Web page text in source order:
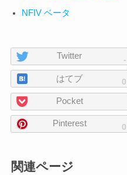
NFIV ベータ
ペ
ー
ジ
の
シ
ェ
-
Twitter
0
はてブ
Pocket
0
Pinterest
関連ページ